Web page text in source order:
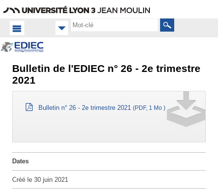
Rechercher
Accueil
Équipe
Bulletin de l'EDIEC n° 26 - 2e trimestre
2021
Bulletin n° 26 - 2e trimestre 2021 (PDF, 1 Mo )
Dates
Créé le 30 juin 2021